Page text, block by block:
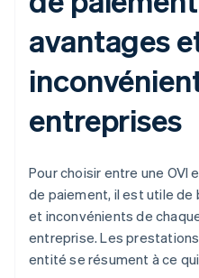
avantages
entreprises
Pour choisir entre une
de paiement, il est utile
et inconvénients de
entreprise. Les
entité se résument à ce